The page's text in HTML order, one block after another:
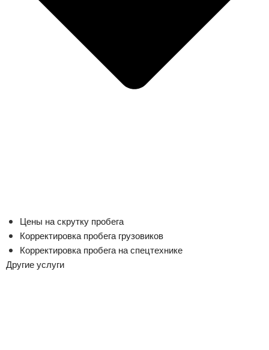
Цены на скрутку пробега
Корректировка пробега грузовиков
Корректировка пробега на спецтехнике
Другие услуги